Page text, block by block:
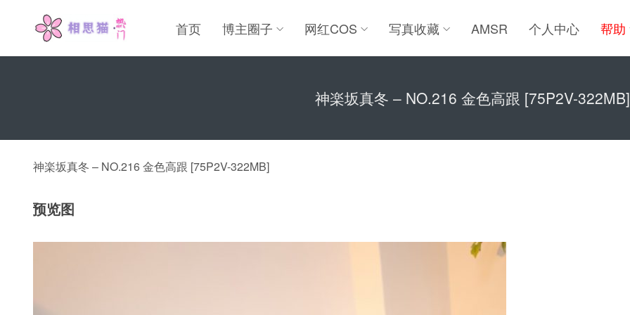
首页 博主圈子 网红COS 写真收藏 AMSR 个人中心 帮助
神楽坂真冬 – NO.216 金色高跟 [75P2V-322MB]
神楽坂真冬 – NO.216 金色高跟 [75P2V-322MB]
预览图